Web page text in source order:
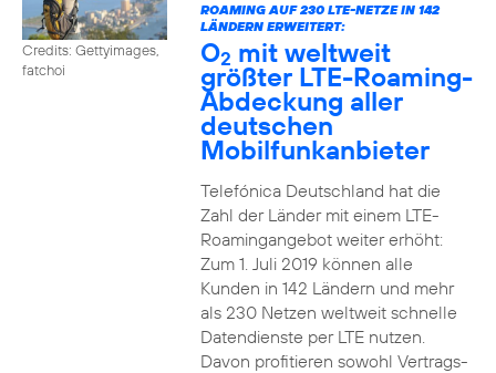
Credits: Gettyimages,
fatchoi
ROAMING AUF 230 LTE-NETZE IN 142
LÄNDERN ERWEITERT:
O2 mit weltweit
größter LTE-Roaming-
Abdeckung aller
deutschen
Mobilfunkanbieter
Telefónica Deutschland hat die
Zahl der Länder mit einem LTE-
Roamingangebot weiter erhöht:
Zum 1. Juli 2019 können alle
Kunden in 142 Ländern und mehr
als 230 Netzen weltweit schnelle
Datendienste per LTE nutzen.
Davon profitieren sowohl Vertrags-